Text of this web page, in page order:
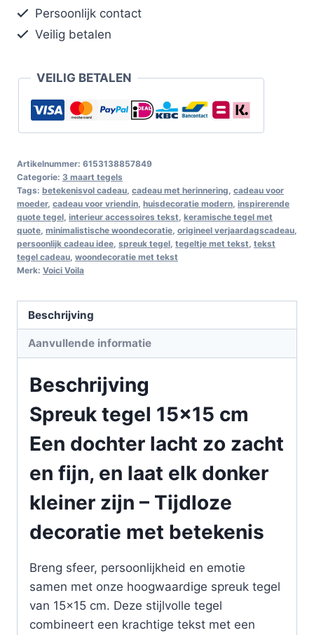
Persoonlijk contact
Veilig betalen
VEILIG BETALEN
Artikelnummer: 6153138857849
Categorie: 3 maart tegels
Tags: betekenisvol cadeau cadeau met herinnering cadeau voor
moeder, cadeau voor vriendin huisdecoratie modern inspirerende
quote tegel interieur accessoires tekst keramische tegel met
quote minimalistische woondecoratie origineel verjaardagscadeau
persoonlijk cadeau idee spreuk tegel tegeltje met tekst tekst
tegel cadeau woondecoratie met tekst
Merk: Voici Voila
Beschrijving
Aanvullende informatie
Beschrijving
Spreuk tegel 15×15 cm
Een dochter lacht zo zacht
en fijn, en laat elk donker
kleiner zijn – Tijdloze
decoratie met betekenis
Breng sfeer, persoonlijkheid en emotie
samen met onze hoogwaardige spreuk tegel
van 15×15 cm. Deze stijlvolle tegel
combineert een krachtige tekst met een